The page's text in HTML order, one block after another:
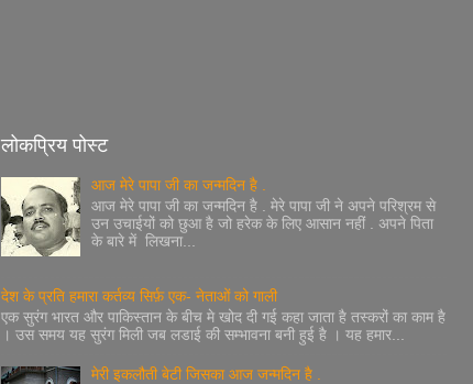
लोकप्रिय पोस्ट
आज मेरे पापा जी का जन्मदिन है .
आज मेरे पापा जी का जन्मदिन है . मेरे पापा जी ने अपने परिश्रम से
उन उचाईयों को छुआ है जो हरेक के लिए आसान नहीं . अपने पिता
के बारे में लिखना...
देश के प्रति हमारा कर्तव्य सिर्फ़ एक- नेताओं को गाली
एक सुरंग भारत और पाकिस्तान के बीच मे खोद दी गई कहा जाता है तस्करों का काम है
। उस समय यह सुरंग मिली जब लडाई की सम्भावना बनी हुई है । यह हमार...
मेरी इकलौती बेटी जिसका आज जन्मदिन है .